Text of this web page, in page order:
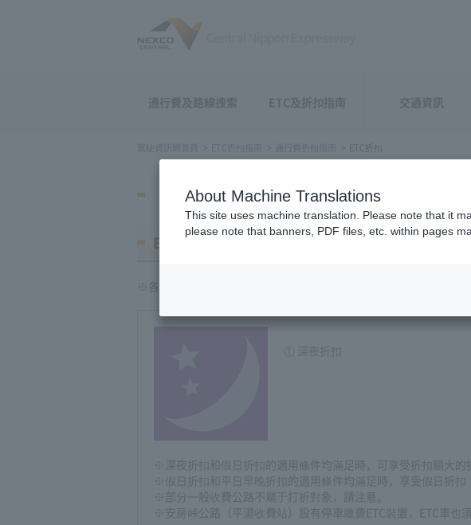
通行費及路線搜索 ETC及折扣指南 交通資訊
駕駛資訊網首頁 ETC折扣指南 通行費折扣指南 ETC折扣
ETC折扣
ETC時間段折扣
※各種折扣的介紹頁面記載了打折條件等詳情，請務必確認。
① 深夜折扣
※深夜折扣和假日折扣的適用條件均滿足時，可享受折扣額大的
※假日折扣和平日早晚折扣的適用條件均滿足時，享受假日折扣
※部分一般收費公路不屬于打折對象，請注意。
※安房峠公路（平湯收費站）設有停車繳費ETC裝置，ETC車也須
About Machine Translations
This site uses machine translation. Please note that it
please note that banners, PDF files, etc. within pages